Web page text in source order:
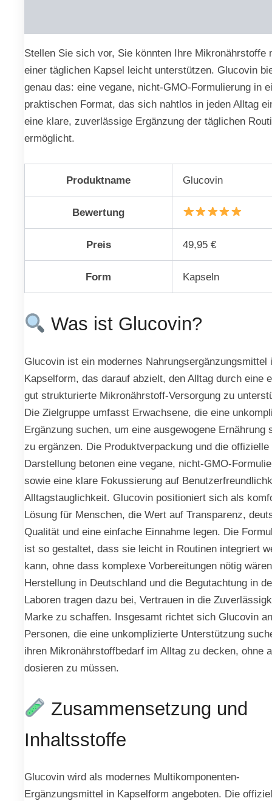
Stellen Sie sich vor, Sie könnten Ihre Mikronährstoffe
einer täglichen Kapsel leicht unterstützen. Glucovin
genau das: eine vegane, nicht-GMO-Formulierung in
praktischen Format, das sich nahtlos in jeden Alltag
eine klare, zuverlässige Ergänzung der täglichen
ermöglicht.
Produktname Glucovin
Bewertung
Preis 49,95 €
Form Kapseln
Was ist Glucovin?
Glucovin ist ein modernes Nahrungsergänzungsmittel
Kapselform, das darauf abzielt, den Alltag durch eine
gut strukturierte Mikronährstoff-Versorgung zu
Die Zielgruppe umfasst Erwachsene, die eine
Ergänzung suchen, um eine ausgewogene Ernährung
zu ergänzen. Die Produktverpackung und die offizielle
Darstellung betonen eine vegane, nicht-GMO-
sowie eine klare Fokussierung auf
Alltagstauglichkeit. Glucovin positioniert sich als
Lösung für Menschen, die Wert auf Transparenz,
Qualität und eine einfache Einnahme legen. Die
ist so gestaltet, dass sie leicht in Routinen integriert
kann, ohne dass komplexe Vorbereitungen nötig
Herstellung in Deutschland und die Begutachtung in
Laboren tragen dazu bei, Vertrauen in die
Marke zu schaffen. Insgesamt richtet sich Glucovin an
Personen, die eine unkomplizierte Unterstützung
ihren Mikronährstoffbedarf im Alltag zu decken, ohne
dosieren zu müssen.
Zusammensetzung und
Inhaltsstoffe
Glucovin wird als modernes Multikomponenten-
Ergänzungsmittel in Kapselform angeboten. Die